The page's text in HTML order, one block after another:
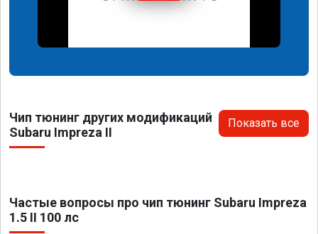
Чип тюнинг других модификаций
Subaru Impreza II
Показать все
Частые вопросы про чип тюнинг Subaru Impreza
1.5 II 100 лс